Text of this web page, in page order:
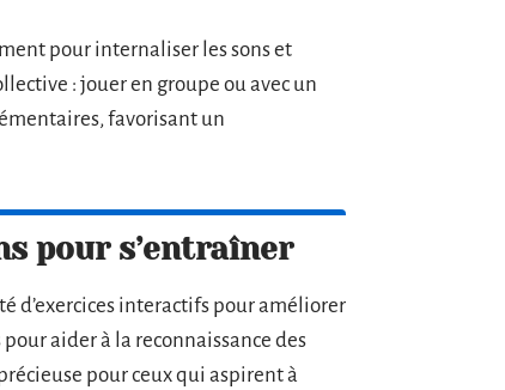
pour internaliser les sons et
: jouer en groupe ou avec un
favorisant un
pour s’entraîner
d’exercices interactifs pour améliorer
aider à la reconnaissance des
pour ceux qui aspirent à